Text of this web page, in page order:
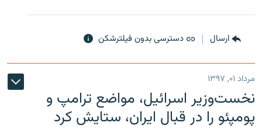
ارسال دسترسی بدون فیلترشکن
مرداد ۰۱, ۱۳۹۷
نخست‌وزیر اسرائیل، مواضع ترامپ و
پومپئو را در قبال ایران، ستایش کرد